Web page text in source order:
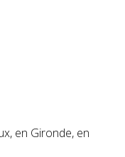
en Gironde, en